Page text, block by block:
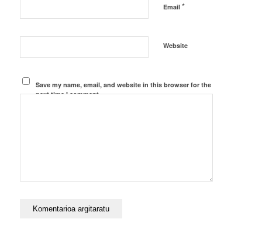
Email *
Website
Save my name, email, and website in this browser for the
next time I comment.